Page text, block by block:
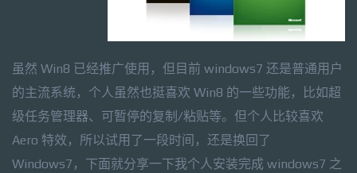
虽然 Win8 已经推广使用，但目前 windows7 还是普通用户
的主流系统，个人虽然也挺喜欢 Win8 的一些功能，比如超
级任务管理器、可暂停的复制/粘贴等。但个人比较喜欢
Aero 特效，所以试用了一段时间，还是换回了
Windows7，下面就分享一下我个人安装完成 windows7 之